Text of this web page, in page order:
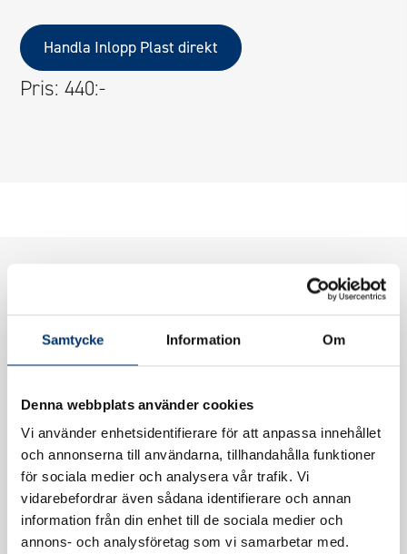
Samtycke Information Om
Denna webbplats använder cookies
Vi använder enhetsidentifierare för att anpassa innehållet
och annonserna till användarna, tillhandahålla funktioner
för sociala medier och analysera vår trafik. Vi
vidarebefordrar även sådana identifierare och annan
information från din enhet till de sociala medier och
annons- och analysföretag som vi samarbetar med.
Handla Inlopp Plast direkt
Pris: 440:-